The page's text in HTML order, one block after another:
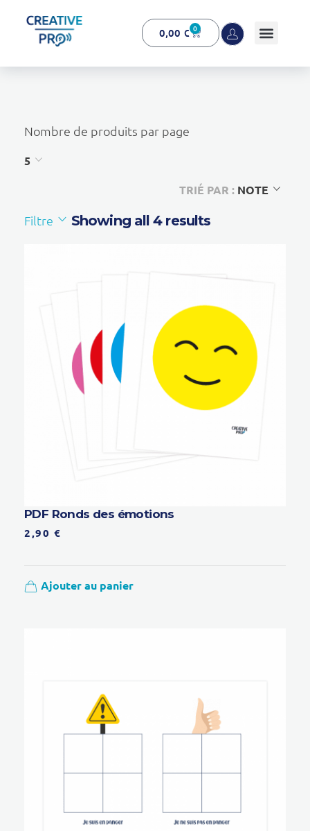
0,00 € 0
Nombre de produits par page
5
TRIÉ PAR : NOTE
Filtre Showing all 4 results
PDF Ronds des émotions
2,90 €
Ajouter au panier